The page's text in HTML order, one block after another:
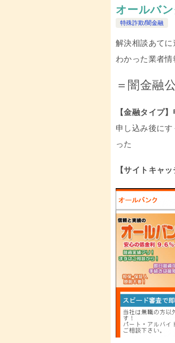
オールバ
特殊詐欺/闇金融
解決相談あてに
わかった業者情
＝闇金融
【金融タイプ
申し込み後に
った
【サイトキャッ